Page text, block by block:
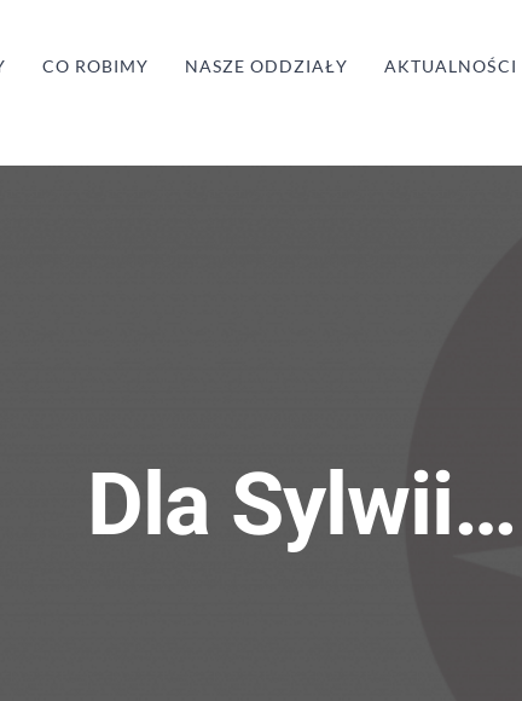
CO ROBIMY NASZE ODDZIAŁY AKTUALNOŚCI
Dla Sylwii…